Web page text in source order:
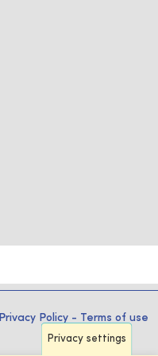
Privacy Policy - Terms of use
Privacy settings